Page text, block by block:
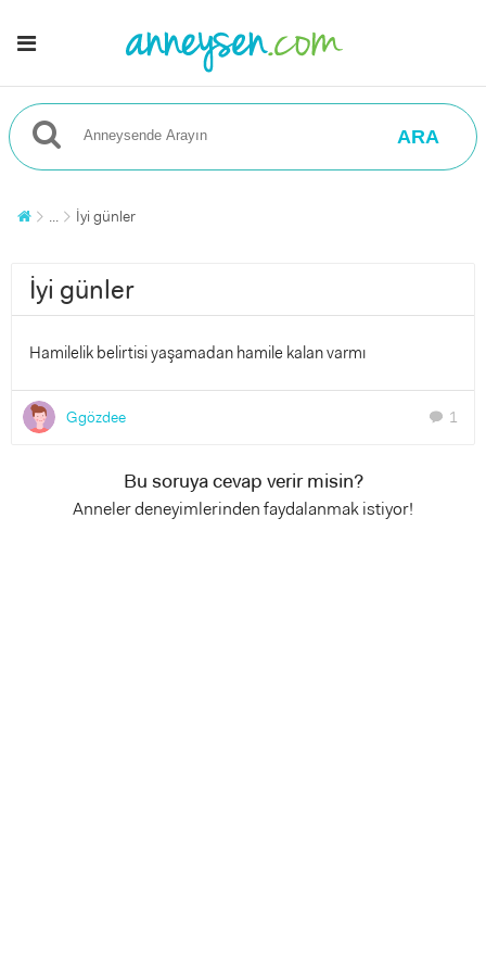
ARA
... İyi günler
İyi günler
Hamilelik belirtisi yaşamadan hamile kalan varmı
Ggözdee chat 1
Bu soruya cevap verir misin?
Anneler deneyimlerinden faydalanmak istiyor!